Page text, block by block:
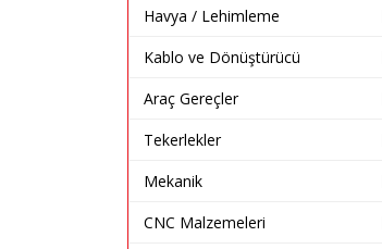
Havya / Lehimleme
Kablo ve Dönüştürücü
Araç Gereçler
Tekerlekler
Mekanik
CNC Malzemeleri